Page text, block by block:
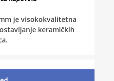
je visokokvalitetna
keramičkih